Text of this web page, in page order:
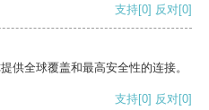
支持[0] 反对[0]
供全球覆盖和最高安全性的连接。
支持[0] 反对[0]